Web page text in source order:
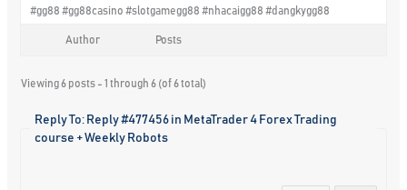
#gg88 #gg88casino #slotgamegg88 #nhacaigg88 #dangkygg88
Author Posts
Viewing 6 posts - 1 through 6 (of 6 total)
Reply To: Reply #477456 in MetaTrader 4 Forex Trading
course + Weekly Robots